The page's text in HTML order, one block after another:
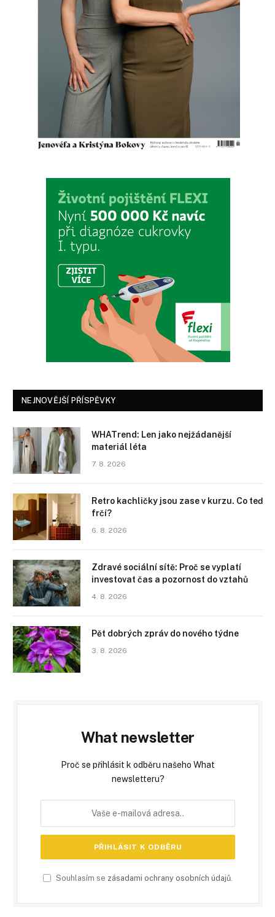
NEJNOVĚJŠÍ PŘÍSPĚVKY
WHATrend: Len jako nejžádanější
materiál léta
7. 8. 2026
Retro kachličky jsou zase v kurzu. Co teď
frčí?
6. 8. 2026
Zdravé sociální sítě: Proč se vyplatí
investovat čas a pozornost do vztahů
4. 8. 2026
Pět dobrých zpráv do nového týdne
3. 8. 2026
What newsletter
Proč se přihlásit k odběru našeho What
newsletteru?
Souhlasím se zásadami ochrany osobních údajů